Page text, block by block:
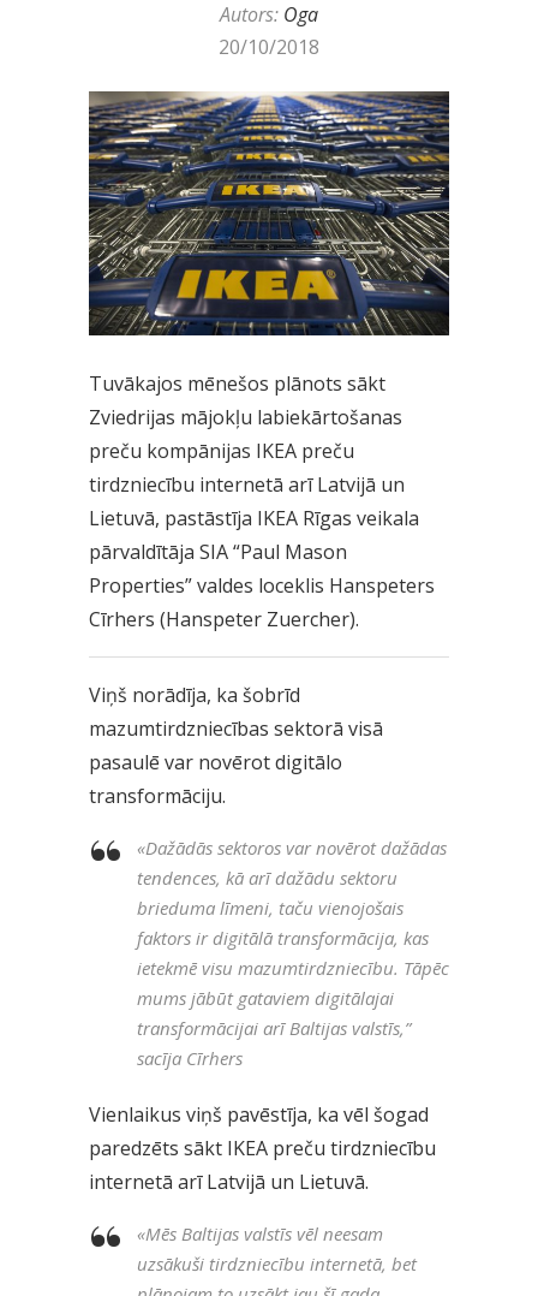
Autors: Oga
20/10/2018
Tuvākajos mēnešos plānots sākt
Zviedrijas mājokļu labiekārtošanas
preču kompānijas IKEA preču
tirdzniecību internetā arī Latvijā un
Lietuvā, pastāstīja IKEA Rīgas veikala
pārvaldītāja SIA “Paul Mason
Properties” valdes loceklis Hanspeters
Cīrhers (Hanspeter Zuercher).
Viņš norādīja, ka šobrīd
mazumtirdzniecības sektorā visā
pasaulē var novērot digitālo
transformāciju.
«Dažādās sektoros var novērot dažādas
tendences, kā arī dažādu sektoru
brieduma līmeni, taču vienojošais
faktors ir digitālā transformācija, kas
ietekmē visu mazumtirdzniecību. Tāpēc
mums jābūt gataviem digitālajai
transformācijai arī Baltijas valstīs,”
sacīja Cīrhers
Vienlaikus viņš pavēstīja, ka vēl šogad
paredzēts sākt IKEA preču tirdzniecību
internetā arī Latvijā un Lietuvā.
«Mēs Baltijas valstīs vēl neesam
uzsākuši tirdzniecību internetā, bet